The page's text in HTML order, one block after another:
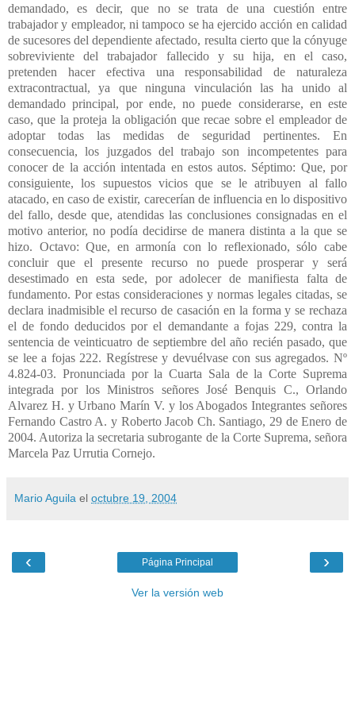
demandado, es decir, que no se trata de una cuestión entre
trabajador y empleador, ni tampoco se ha ejercido acción en calidad
de sucesores del dependiente afectado, resulta cierto que la cónyuge
sobreviviente del trabajador fallecido y su hija, en el caso,
pretenden hacer efectiva una responsabilidad de naturaleza
extracontractual, ya que ninguna vinculación las ha unido al
demandado principal, por ende, no puede considerarse, en este
caso, que la proteja la obligación que recae sobre el empleador de
adoptar todas las medidas de seguridad pertinentes. En
consecuencia, los juzgados del trabajo son incompetentes para
conocer de la acción intentada en estos autos. Séptimo: Que, por
consiguiente, los supuestos vicios que se le atribuyen al fallo
atacado, en caso de existir, carecerían de influencia en lo dispositivo
del fallo, desde que, atendidas las conclusiones consignadas en el
motivo anterior, no podía decidirse de manera distinta a la que se
hizo. Octavo: Que, en armonía con lo reflexionado, sólo cabe
concluir que el presente recurso no puede prosperar y será
desestimado en esta sede, por adolecer de manifiesta falta de
fundamento. Por estas consideraciones y normas legales citadas, se
declara inadmisible el recurso de casación en la forma y se rechaza
el de fondo deducidos por el demandante a fojas 229, contra la
sentencia de veinticuatro de septiembre del año recién pasado, que
se lee a fojas 222. Regístrese y devuélvase con sus agregados. Nº
4.824-03. Pronunciada por la Cuarta Sala de la Corte Suprema
integrada por los Ministros señores José Benquis C., Orlando
Alvarez H. y Urbano Marín V. y los Abogados Integrantes señores
Fernando Castro A. y Roberto Jacob Ch. Santiago, 29 de Enero de
2004. Autoriza la secretaria subrogante de la Corte Suprema, señora
Marcela Paz Urrutia Cornejo.
Mario Aguila el octubre 19, 2004
‹ ›
Página Principal
Ver la versión web